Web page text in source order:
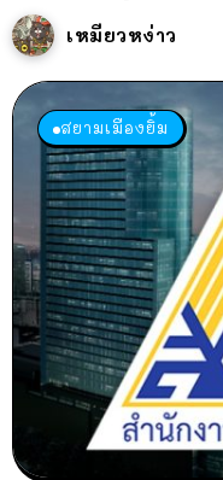
เหมียวหง่าว
สยามเมืองยิ้ม